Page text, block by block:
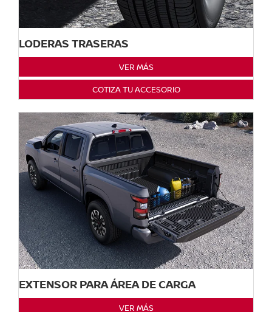
LODERAS TRASERAS
VER MÁS
COTIZA TU ACCESORIO
EXTENSOR PARA ÁREA DE CARGA
VER MÁS